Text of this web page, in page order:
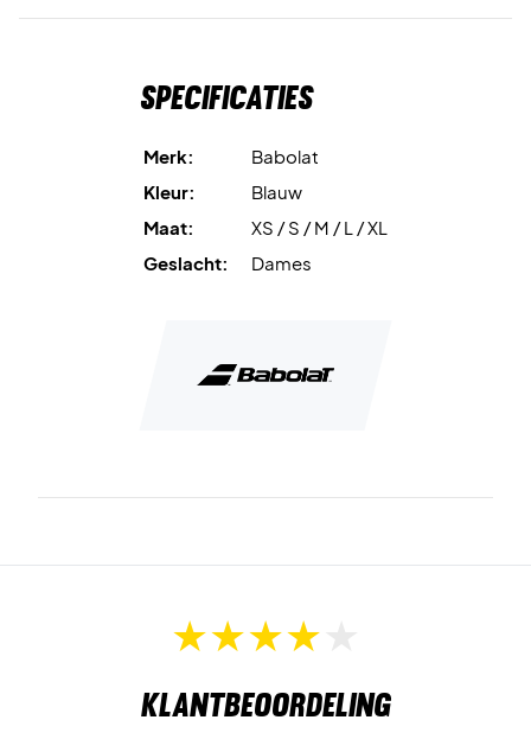
Specificaties
Merk:
Babolat
Kleur:
Blauw
Maat:
XS / S / M / L / XL
Geslacht:
Dames
Klantbeoordeling